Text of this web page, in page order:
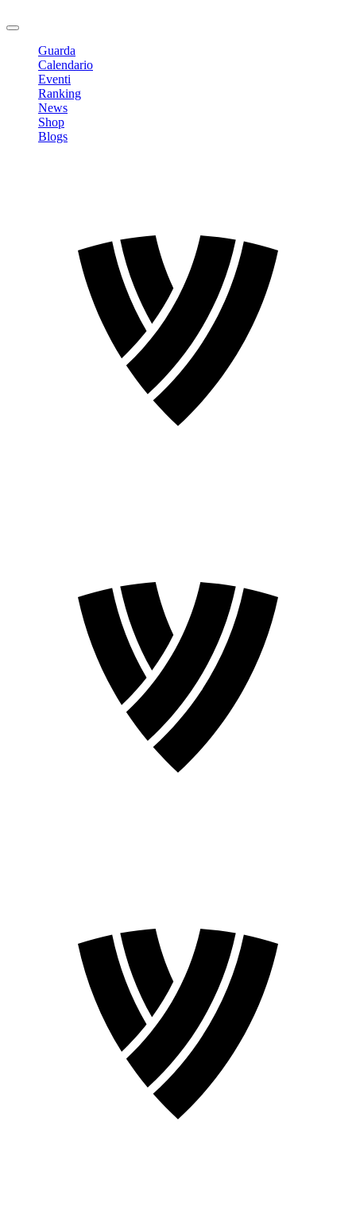
Guarda
Calendario
Eventi
Ranking
News
Shop
Blogs